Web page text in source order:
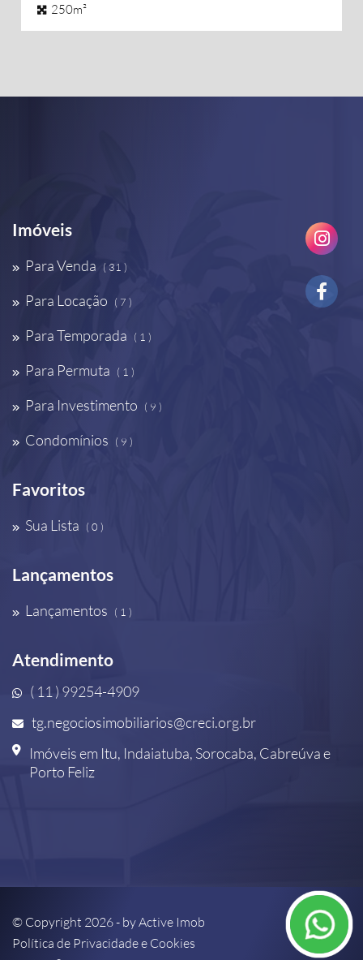
250m²
Imóveis
Para Venda ( 31 )
Para Locação ( 7 )
Para Temporada ( 1 )
Para Permuta ( 1 )
Para Investimento ( 9 )
Condomínios ( 9 )
Favoritos
Sua Lista ( 0 )
Lançamentos
Lançamentos ( 1 )
Atendimento
( 11 ) 99254-4909
tg.negociosimobiliarios@creci.org.br
Imóveis em Itu, Indaiatuba, Sorocaba, Cabreúva e
Porto Feliz
© Copyright 2026 - byActive Imob
Política de Privacidade e Cookies